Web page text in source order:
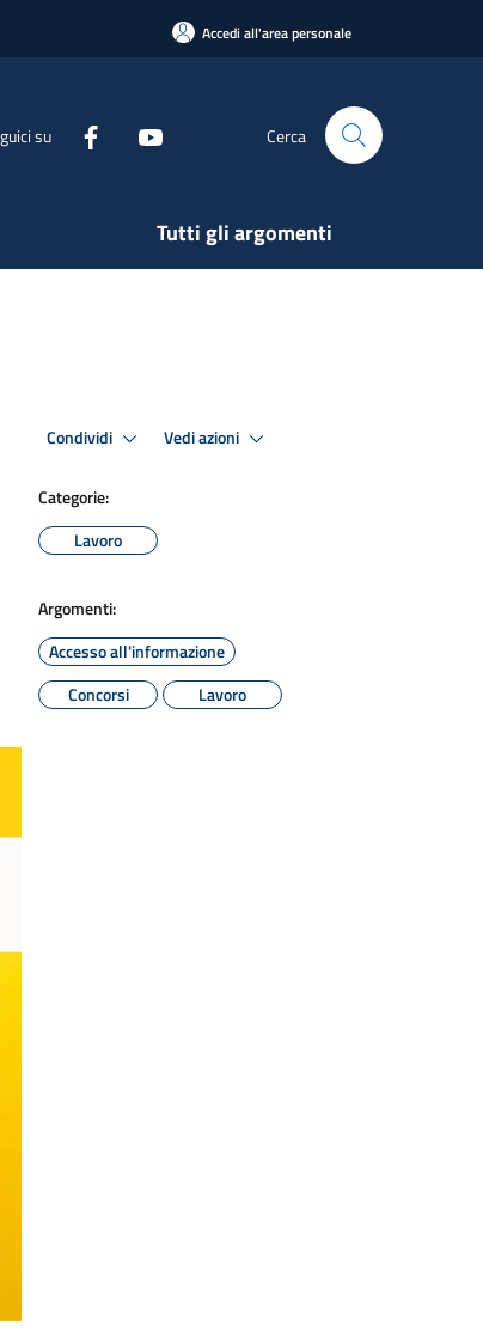
Accedi all'area personale
su Cerca
Tutti gli argomenti
Condividi Vedi azioni
Categorie:
Lavoro
Argomenti:
Accesso all'informazione
Concorsi
Lavoro